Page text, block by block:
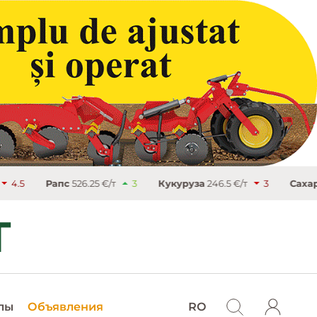
526.25 €/т 3 Кукуруза 246.5 €/т 3 Сахар486.9 €/т
Объявления RO